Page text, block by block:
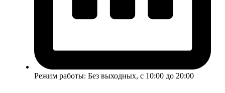
Режим работы: Без выходных, с 10:00 до 20:00